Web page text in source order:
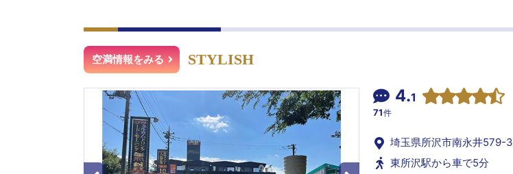
空満情報をみる STYLISH
4.1
71件
埼玉県所沢市南永井579-3
東所沢駅から車で5分